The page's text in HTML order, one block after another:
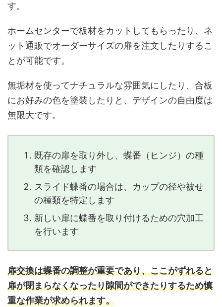
す。
ホームセンターで板材をカットしてもらったり、ネ
ット通販でオーダーサイズの扉を注文したりするこ
とが可能です。
無垢材を使ってナチュラルな雰囲気にしたり、合板
にお好みの色を塗装したりと、デザインの自由度は
無限大です。
既存の扉を取り外し、蝶番（ヒンジ）の種
類を確認します
スライド蝶番の場合は、カップの径や被せ
の種類を特定します
新しい扉に蝶番を取り付けるための穴加工
を行います
扉交換は蝶番の調整が重要であり、ここがずれると
扉が閉まらなくなったり隙間ができたりするため慎
重な作業が求められます。